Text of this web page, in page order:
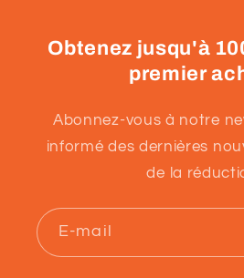
Obtenez jusqu'à
premier
Abonnez-vous à notre
informé des dernières
de la
E-mail